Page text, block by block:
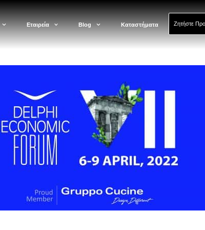
Εταιρεία Blog Καταστήματα Ζητήστε